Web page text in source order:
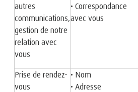
autres
communications,
gestion de notre
relation avec
vous
• Correspondance
avec vous
Prise de rendez-
vous
• Nom
• Adresse